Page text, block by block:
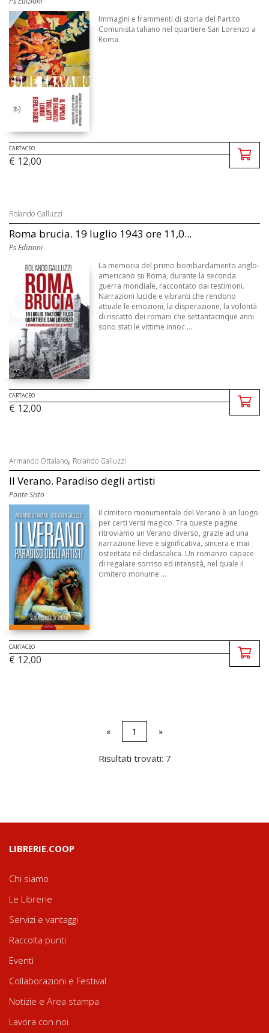
Immagini e frammenti di storia del Partito
Comunista taliano nel quartiere San Lorenzo a
Roma.
CARTACEO
€ 12,00
Rolando Galluzzi
Roma brucia. 19 luglio 1943 ore 11,0...
Ps Edizioni
La memoria del primo bombardamento anglo-
americano su Roma, durante la seconda
guerra mondiale, raccontato dai testimoni.
Narrazioni lucide e vibranti che rendono
attuale le emozioni, la disperazione, la volontà
di riscatto dei romani che settantacinque anni
sono stati le vittime innoc ...
CARTACEO
€ 12,00
Armando Ottaiano, Rolando Galluzzi
Il Verano. Paradiso degli artisti
Ponte Sisto
Il cimitero monumentale del Verano è un luogo
per certi versi magico. Tra queste pagine
ritroviamo un Verano diverso, grazie ad una
narrazione lieve e significativa, sincera e mai
ostentata né didascalica. Un romanzo capace
di regalare sorriso ed intensità, nel quale il
cimitero monume ...
CARTACEO
€ 12,00
« 1 »
Risultati trovati: 7
LIBRERIE.COOP
Chi siamo
Le Librerie
Servizi e vantaggi
Raccolta punti
Eventi
Collaborazioni e Festival
Notizie e Area stampa
Lavora con noi